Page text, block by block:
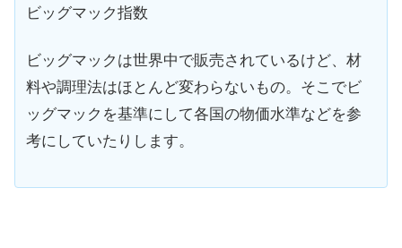
ビッグマック指数
ビッグマックは世界中で販売されているけど、材
料や調理法はほとんど変わらないもの。そこでビ
ッグマックを基準にして各国の物価水準などを参
考にしていたりします。